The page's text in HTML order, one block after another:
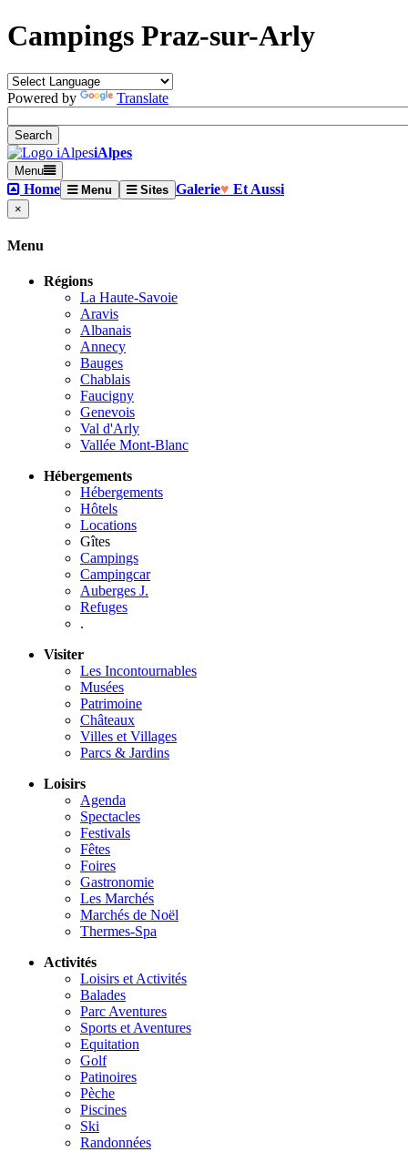
Campings Praz-sur-Arly
Powered by Translate
iAlpes
Menu
Home Menu Sites Galerie♥ Et Aussi
×
Menu
Régions
La Haute-Savoie
Aravis
Albanais
Annecy
Bauges
Chablais
Faucigny
Genevois
Val d'Arly
Vallée Mont-Blanc
Hébergements
Hébergements
Hôtels
Locations
Gîtes
Campings
Campingcar
Auberges J.
Refuges
.
Visiter
Les Incontournables
Musées
Patrimoine
Châteaux
Villes et Villages
Parcs & Jardins
Loisirs
Agenda
Spectacles
Festivals
Fêtes
Foires
Gastronomie
Les Marchés
Marchés de Noël
Thermes-Spa
Activités
Loisirs et Activités
Balades
Parc Aventures
Sports et Aventures
Equitation
Golf
Patinoires
Pèche
Piscines
Ski
Randonnées